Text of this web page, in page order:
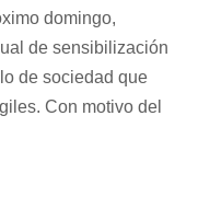
domingo,
de sensibilización
de sociedad que
Con motivo del